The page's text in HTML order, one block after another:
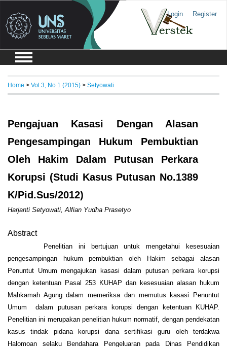
Login Register
Home > Vol 3, No 1 (2015) > Setyowati
Pengajuan Kasasi Dengan Alasan
Pengesampingan Hukum Pembuktian
Oleh Hakim Dalam Putusan Perkara
Korupsi (Studi Kasus Putusan No.1389
K/Pid.Sus/2012)
Harjanti Setyowati, Alfian Yudha Prasetyo
Abstract
Penelitian ini bertujuan untuk mengetahui kesesuaian
pengesampingan hukum pembuktian oleh Hakim sebagai alasan
Penuntut Umum mengajukan kasasi dalam putusan perkara korupsi
dengan ketentuan Pasal 253 KUHAP dan kesesuaian alasan hukum
Mahkamah Agung dalam memeriksa dan memutus kasasi Penuntut
Umum dalam putusan perkara korupsi dengan ketentuan KUHAP.
Penelitian ini merupakan penelitian hukum normatif, dengan pendekatan
kasus tindak pidana korupsi dana sertifikasi guru oleh terdakwa
Halomoan selaku Bendahara Pengeluaran pada Dinas Pendidikan